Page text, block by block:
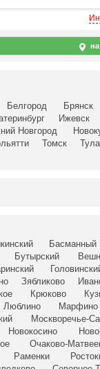
на
Белгород Брянск
Ижевск
Новгород
Томск Тула
Басманный
Бутырский
Зябликово
Крюково
Люблино Марфино
Москворечье-
Новокосино
Очаково-
Раменки